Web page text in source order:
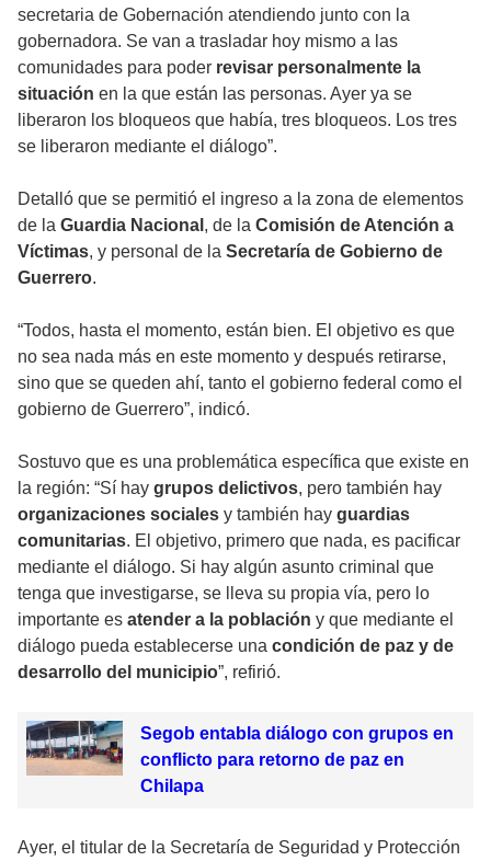
secretaria de Gobernación atendiendo junto con la
gobernadora. Se van a trasladar hoy mismo a las
comunidades para poder revisar personalmente la
situación en la que están las personas. Ayer ya se
liberaron los bloqueos que había, tres bloqueos. Los tres
se liberaron mediante el diálogo”.
Detalló que se permitió el ingreso a la zona de elementos
de la Guardia Nacional , de la Comisión de Atención a
Víctimas, y personal de la Secretaría de Gobierno de
Guerrero.
“Todos, hasta el momento, están bien. El objetivo es que
no sea nada más en este momento y después retirarse,
sino que se queden ahí, tanto el gobierno federal como el
gobierno de Guerrero”, indicó.
Sostuvo que es una problemática específica que existe en
la región: “Sí hay grupos delictivos, pero también hay
organizaciones sociales y también hay guardias
comunitarias. El objetivo, primero que nada, es pacificar
mediante el diálogo. Si hay algún asunto criminal que
tenga que investigarse, se lleva su propia vía, pero lo
importante es atender a la población y que mediante el
diálogo pueda establecerse una condición de paz y de
desarrollo del municipio”, refirió.
Segob entabla diálogo con grupos en
conflicto para retorno de paz en
Chilapa
Ayer, el titular de la Secretaría de Seguridad y Protección